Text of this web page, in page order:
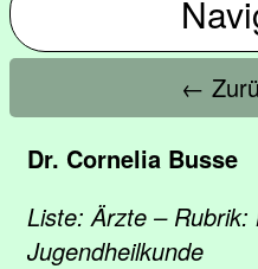
←
Dr. Cornelia Busse
Liste: Ärzte – Rubrik:
Jugendheilkunde